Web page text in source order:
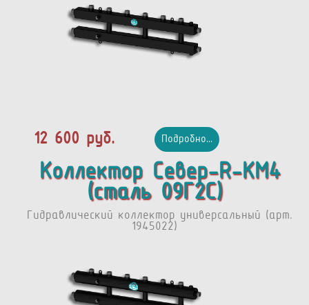
12 600 руб. Подробно...
Коллектор Север-R-КМ4
(сталь 09Г2С)
Гидравлический коллектор универсальный (арт.
1945022)